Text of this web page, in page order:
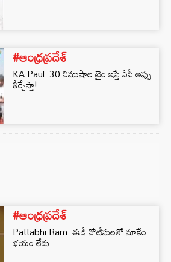
#ఆంధ్రప్రదేశ్
KA Paul: 30 నిముషాల టైం ఇస్తే ఏపీ అప్పు
తీర్చేస్తా!
#ఆంధ్రప్రదేశ్
Pattabhi Ram: ఈడీ నోటీసులతో మాకేం
భయం లేదు